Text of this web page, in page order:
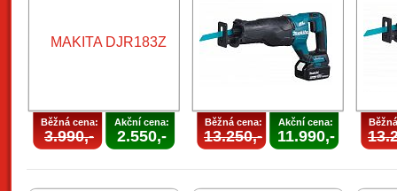
Běžná cena:
3.990,-
Akční cena:
2.550,-
Běžná cena:
13.250,-
Akční cena:
11.990,-